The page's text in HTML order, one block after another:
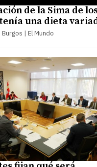
de la Sima de
una dieta
| El Mundo